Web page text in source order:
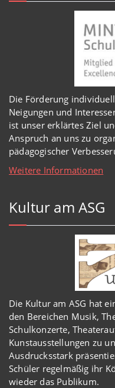
Die Förderung
Neigungen und
ist unser erklärtes Ziel
Anspruch an uns zu
pädagogischer
Weitere Informationen
Kultur am ASG
Die Kultur am ASG hat
den Bereichen Musik,
Schulkonzerte,
Kunstausstellungen zu
Ausdrucksstark
Schüler regelmäßig ihr
wieder das Publikum.